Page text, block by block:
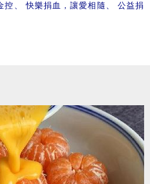
控 、快樂捐血，讓愛相隨
公益捐